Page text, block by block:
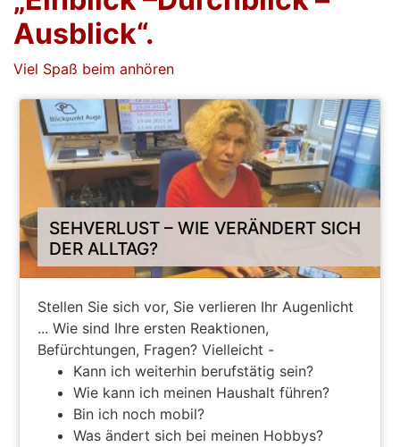
Ausblick“.
Viel Spaß beim anhören
SEHVERLUST – WIE VERÄNDERT SICH
DER ALLTAG?
Stellen Sie sich vor, Sie verlieren Ihr Augenlicht
... Wie sind Ihre ersten Reaktionen,
Befürchtungen, Fragen? Vielleicht -
Kann ich weiterhin berufstätig sein?
Wie kann ich meinen Haushalt führen?
Bin ich noch mobil?
Was ändert sich bei meinen Hobbys?